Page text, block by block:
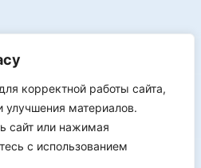
корректной работы сайта,
улучшения материалов.
сайт или нажимая
с использованием